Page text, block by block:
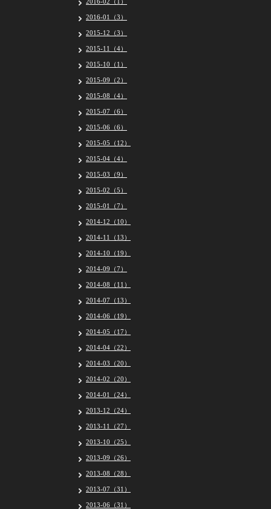
2016-01（3）
2015-12（3）
2015-11（4）
2015-10（1）
2015-09（2）
2015-08（4）
2015-07（6）
2015-06（6）
2015-05（12）
2015-04（4）
2015-03（9）
2015-02（5）
2015-01（7）
2014-12（10）
2014-11（13）
2014-10（19）
2014-09（7）
2014-08（11）
2014-07（13）
2014-06（19）
2014-05（17）
2014-04（22）
2014-03（20）
2014-02（20）
2014-01（24）
2013-12（24）
2013-11（27）
2013-10（25）
2013-09（26）
2013-08（28）
2013-07（31）
2013-06（31）